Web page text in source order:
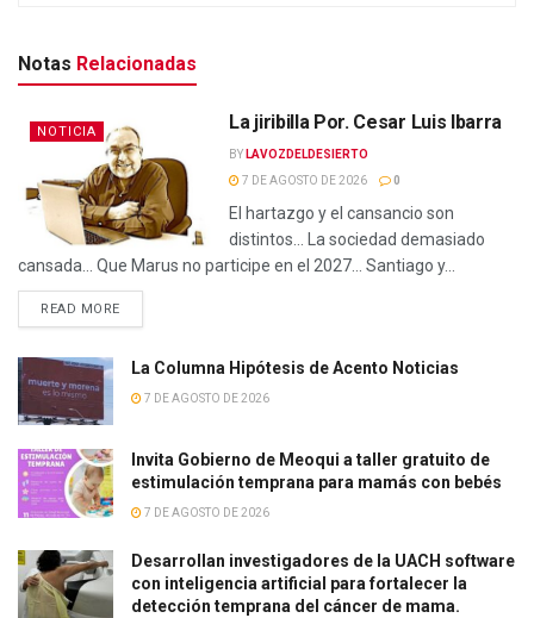
Notas Relacionadas
NOTICIA La jiribilla Por. Cesar Luis Ibarra
BY LAVOZDELDESIERTO
7 DE AGOSTO DE 2026
0
El hartazgo y el cansancio son
distintos… La sociedad demasiado
cansada… Que Marus no participe en el 2027… Santiago y...
READ MORE
La Columna Hipótesis de Acento Noticias
7 DE AGOSTO DE 2026
Invita Gobierno de Meoqui a taller gratuito de
estimulación temprana para mamás con bebés
7 DE AGOSTO DE 2026
Desarrollan investigadores de la UACH software
con inteligencia artificial para fortalecer la
detección temprana del cáncer de mama.